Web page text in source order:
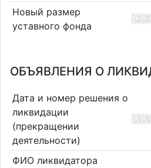
Новый размер
уставного фонда
ОБЪЯВЛЕНИЯ О
Дата и номер решения о
ликвидации
(прекращении
деятельности)
ФИО ликвидатора